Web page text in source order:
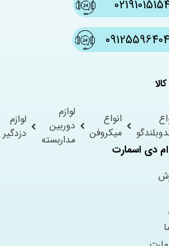
09125596404
انواع
میکروفن
لوازم
دوربین
مداربسته
لوازم
دزدگیر
ام دی اسمارت